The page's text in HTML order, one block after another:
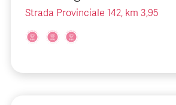
Strada Provinciale 142, km 3,95